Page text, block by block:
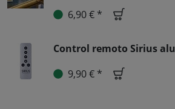
6,90 € *
Control remoto Sirius
9,90 € *